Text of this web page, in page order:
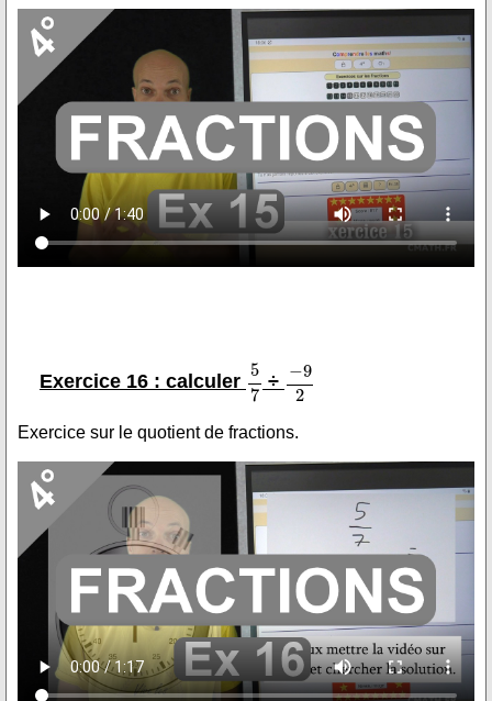
Exercice 16 : calculer ÷
Exercice sur le quotient de fractions.